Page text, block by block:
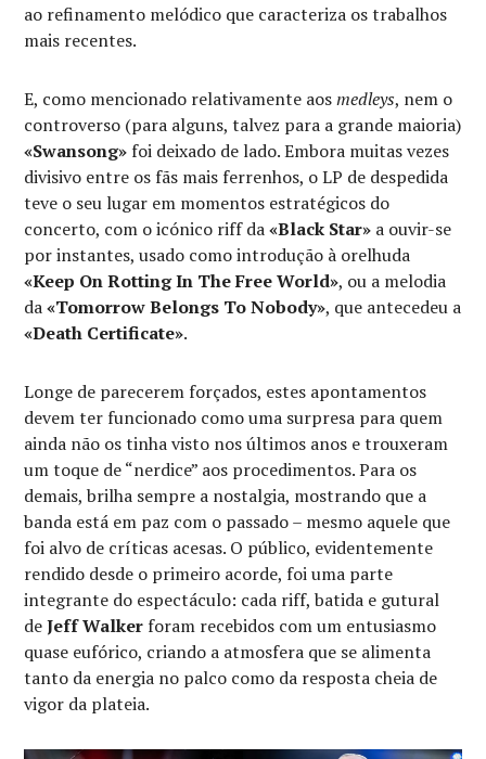
ao refinamento melódico que caracteriza os trabalhos
mais recentes.
E, como mencionado relativamente aosmedleys, nem o
controverso (para alguns, talvez para a grande maioria)
«Swansong» foi deixado de lado. Embora muitas vezes
divisivo entre os fãs mais ferrenhos, o LP de despedida
teve o seu lugar em momentos estratégicos do
concerto, com o icónico riff da«Black Star» a ouvir-se
por instantes, usado como introdução à orelhuda
«Keep On Rotting In The Free World», ou a melodia
da«Tomorrow Belongs To Nobody», que antecedeu a
«Death Certificate».
Longe de parecerem forçados, estes apontamentos
devem ter funcionado como uma surpresa para quem
ainda não os tinha visto nos últimos anos e trouxeram
um toque de “nerdice” aos procedimentos. Para os
demais, brilha sempre a nostalgia, mostrando que a
banda está em paz com o passado – mesmo aquele que
foi alvo de críticas acesas. O público, evidentemente
rendido desde o primeiro acorde, foi uma parte
integrante do espectáculo: cada riff, batida e gutural
deJeff Walker foram recebidos com um entusiasmo
quase eufórico, criando a atmosfera que se alimenta
tanto da energia no palco como da resposta cheia de
vigor da plateia.